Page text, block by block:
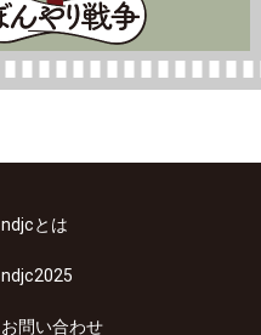
ndjcとは
ndjc2025
お問い合わせ